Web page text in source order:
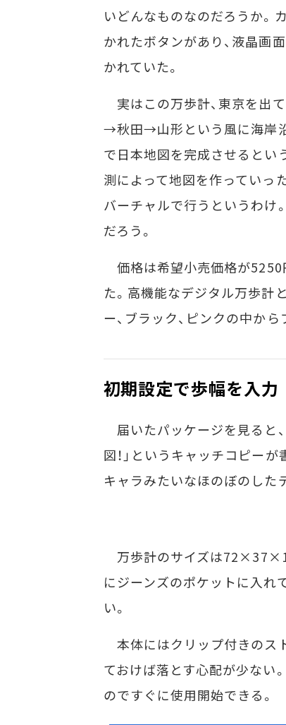
いどんなものなのだろうか。
かれたボタンがあり、液晶画
かれていた。
実はこの万歩計、東京を
→秋田→山形という風に海岸
で日本地図を完成させるとい
測によって地図を作っていっ
バーチャルで行うというわけ
だろう。
価格は希望小売価格が5250
た。高機能なデジタル万歩計
ー、ブラック、ピンクの中から
初期設定で歩幅を入力
届いたパッケージを見ると
図！」というキャッチコピー
キャラみたいなほのぼのした
万歩計のサイズは
にジーンズのポケットに入れ
い。
本体にはクリップ付きのス
ておけば落とす心配が少ない
のですぐに使用開始できる。